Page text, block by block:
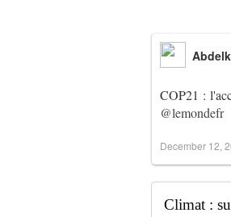
COP21 :
@lemondefr
December 12,
Climat :